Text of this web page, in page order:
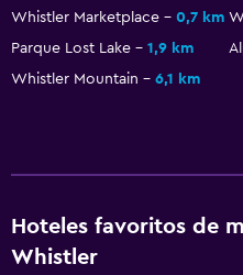
Papeleras
Acondicionador
Para no fumadores
Almohada sin plumas
Whistler Marketplace
0,7 km
Parque Lost Lake
1,9 km
Whistler Mountain
6,1 km
Hoteles favoritos de
Whistler